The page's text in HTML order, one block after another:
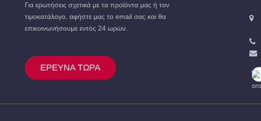
Για ερωτήσεις σχετικά με τα προϊόντα μας ή τον
τιμοκατάλογο, αφήστε μας το email σας και θα
επικοινωνήσουμε εντός 24 ωρών.
ΈΡΕΥΝΑ ΤΏΡΑ